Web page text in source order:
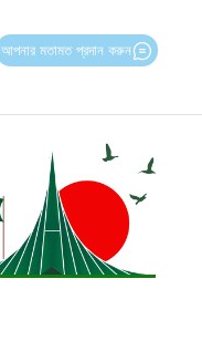
আপনার মতামত প্রদান করুন